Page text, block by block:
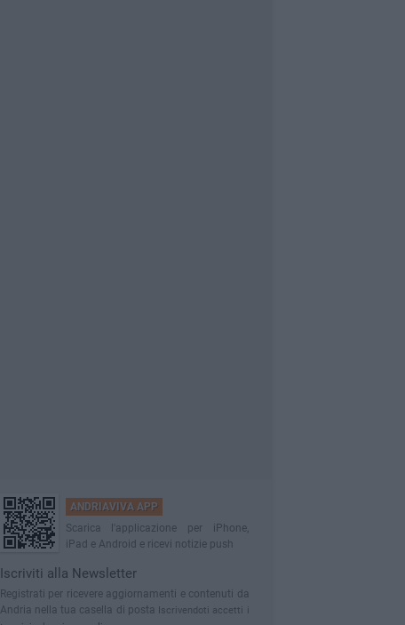
ANDRIAVIVA APP
Scarica l'applicazione per iPhone,
iPad e Android e ricevi notizie push
Iscriviti alla Newsletter
Registrati per ricevere aggiornamenti e contenuti da
Andria nella tua casella di posta Iscrivendoti accetti i